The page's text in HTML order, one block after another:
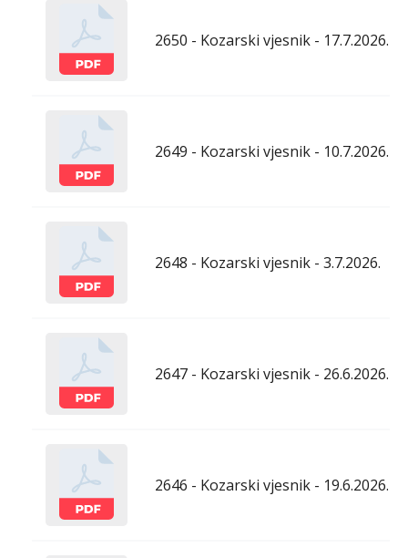
2650 - Kozarski vjesnik - 17.7.2026.
2649 - Kozarski vjesnik - 10.7.2026.
2648 - Kozarski vjesnik - 3.7.2026.
2647 - Kozarski vjesnik - 26.6.2026.
2646 - Kozarski vjesnik - 19.6.2026.